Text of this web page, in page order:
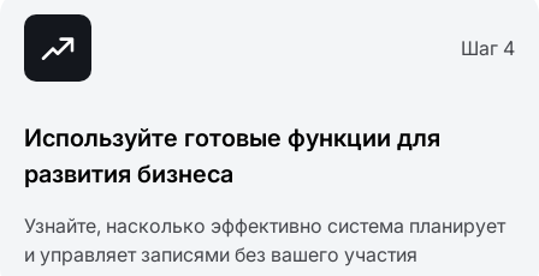
Шаг 4
Используйте готовые функции для
развития бизнеса
Узнайте, насколько эффективно система планирует
и управляет записями без вашего участия